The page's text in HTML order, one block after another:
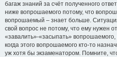
багаж знаний за счёт полученного
ниже вопрошаемого потому, что
вопрошаемый – знает больше.
свой вопрос не потому, что ему нужен
«завалить»-«засыпать»
когда этого вопрошаемого кто-то
уж хотя бы экзаменатором. Помните,